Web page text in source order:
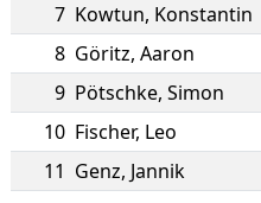
7 Kowtun, Konstantin
8 Göritz, Aaron
9 Pötschke, Simon
10 Fischer, Leo
11 Genz, Jannik